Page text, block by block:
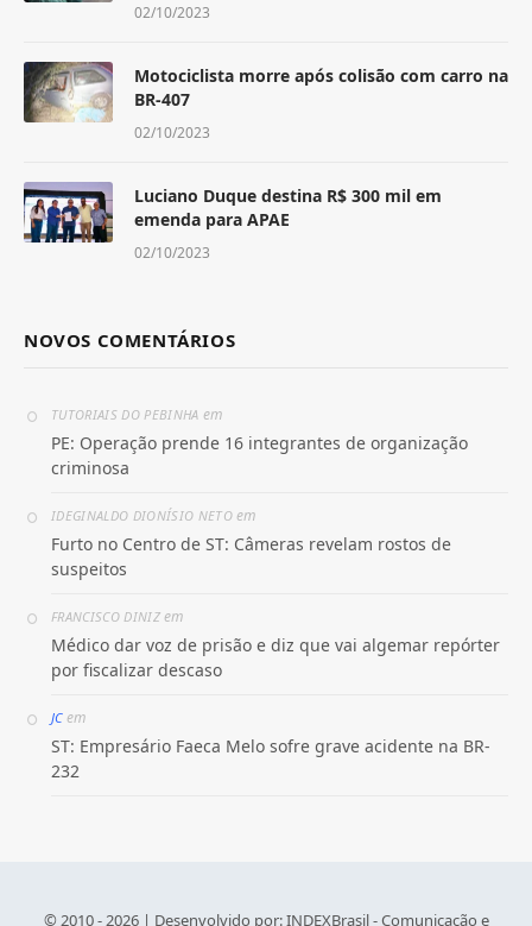
02/10/2023
Motociclista morre após colisão com carro na
BR-407
02/10/2023
Luciano Duque destina R$ 300 mil em
emenda para APAE
02/10/2023
NOVOS COMENTÁRIOS
TUTORIAIS DO PEBINHA em
PE: Operação prende 16 integrantes de organização
criminosa
IDEGINALDO DIONÍSIO NETOem
Furto no Centro de ST: Câmeras revelam rostos de
suspeitos
FRANCISCO DINIZem
Médico dar voz de prisão e diz que vai algemar repórter
por fiscalizar descaso
JCem
ST: Empresário Faeca Melo sofre grave acidente na BR-
232
© 2010 - 2026 | Desenvolvido por:INDEXBrasil - Comunicação e